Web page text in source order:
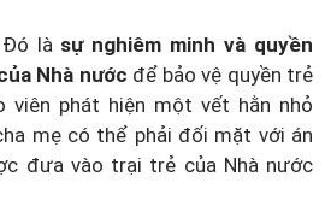
là sự nghiêm minh và quyền
Nhà nước để bảo vệ quyền trẻ
viên phát hiện một vết hằn nhỏ
mẹ có thể phải đối mặt với án
đưa vào trại trẻ của Nhà nước